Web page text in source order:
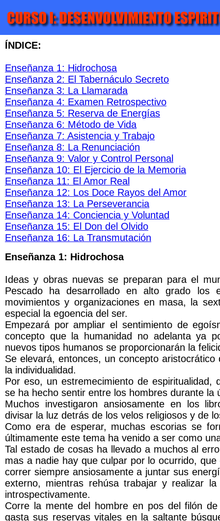
ÍNDICE:
Enseñanza 1: Hidrochosa
Enseñanza 2: El Tabernáculo Secreto
Enseñanza 3: La Llamarada
Enseñanza 4: Examen Retrospectivo
Enseñanza 5: Reserva de Energías
Enseñanza 6: Método de Vida
Enseñanza 7: Asistencia y Trabajo
Enseñanza 8: La Renunciación
Enseñanza 9: Valor y Control Personal
Enseñanza 10: El Ejercicio de la Memoria
Enseñanza 11: El Amor Real
Enseñanza 12: Los Doce Rayos del Amor
Enseñanza 13: La Perseverancia
Enseñanza 14: Conciencia y Voluntad
Enseñanza 15: El Don del Olvido
Enseñanza 16: La Transmutación
Enseñanza 1: Hidrochosa
Ideas y obras nuevas se preparan para el
Pescado ha desarrollado en alto grado los
movimientos y organizaciones en masa, la
especial la egoencia del ser.
Empezará por ampliar el sentimiento de
concepto que la humanidad no adelanta ya
nuevos tipos humanos se proporcionarán la
Se elevará, entonces, un concepto
la individualidad.
Por eso, un estremecimiento de espiritualidad,
se ha hecho sentir entre los hombres durante la
Muchos investigaron ansiosamente en los
divisar la luz detrás de los velos religiosos y de
Como era de esperar, muchas escorias se
últimamente este tema ha venido a ser como
Tal estado de cosas ha llevado a muchos al
mas a nadie hay que culpar por lo ocurrido,
correr siempre ansiosamente a juntar sus
externo, mientras rehúsa trabajar y realizar
introspectivamente.
Corre la mente del hombre en pos del filón
gasta sus reservas vitales en la saltante